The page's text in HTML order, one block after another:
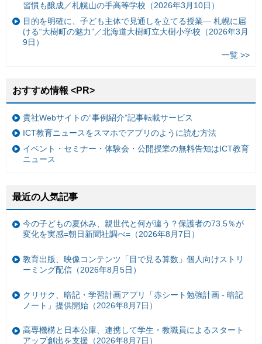
習慣も醸成／札幌山の手高等学校（2026年3月10日）
目的を明確に、子ども主体で見通しを立てる授業— 札幌に届
ける“大樹町の魅力”／北海道大樹町立大樹小学校（2026年3月
9日）
一覧 >>
おすすめ情報 <PR>
貴社Webサイトの“事例紹介”記事転載サービス
ICT教育ニュースをスマホでアプリのように読む方法
イベント・セミナー・体験会・公開授業の無料告知はICT教育
ニュース
最近の人気記事
今の子どもの夏休み、親世代と何が違う？保護者の73.5％が
変化を実感=朝日新聞社調べ=（2026年8月7日）
教育出版、映像コンテンツ「目で見る算数」個人向けストリ
ーミング配信（2026年8月5日）
クリサク、暗記・学習計画アプリ「赤シート勉強計画 - 暗記
ノート」提供開始（2026年8月7日）
高専機構と日本公庫、連携して学生・教職員によるスタート
アップ創出を支援（2026年8月7日）